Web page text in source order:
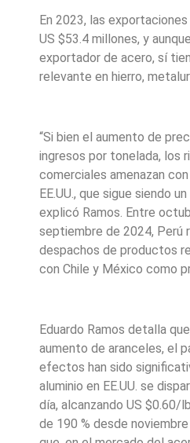
En 2023, las
US $53.4 millones, y
exportador de acero, sí
relevante en hierro,
“Si bien el aumento de
ingresos por tonelada, los
comerciales amenazan
EE.UU., que sigue siendo
explicó Ramos. Entre
septiembre de 2024, Perú
despachos de productos
con Chile y México como
Eduardo Ramos detalla
aumento de aranceles, el
efectos han sido
aluminio en EE.UU. se
día, alcanzando US $0.60/
de 190 % desde